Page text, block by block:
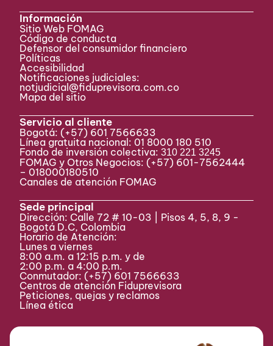
Información
Sitio Web FOMAG
Código de conducta
Defensor del consumidor financiero
Políticas
Accesibilidad
Notificaciones judiciales:
notjudicial@fiduprevisora.com.co
Mapa del sitio
Servicio al cliente
Bogotá: (+57) 601 7566633
Línea gratuita nacional: 01 8000 180 510
Fondo de inversión colectiva:310 221 3245
FOMAG y Otros Negocios: (+57) 601-7562444
– 018000180510
Canales de atención FOMAG
Sede principal
Dirección: Calle 72 # 10-03 | Pisos 4, 5, 8, 9 -
Bogotá D.C, Colombia
Horario de Atención:
Lunes a viernes
8:00 a.m. a 12:15 p.m. y de
2:00 p.m. a 4:00 p.m.
Conmutador: (+57) 601 7566633
Centros de atención Fiduprevisora
Peticiones, quejas y reclamos
Línea ética